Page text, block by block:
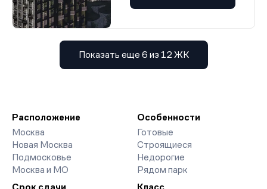
Показать еще 6 из 12 ЖК
Расположение
Москва
Новая Москва
Подмосковье
Москва и МО
Особенности
Готовые
Строящиеся
Недорогие
Рядом парк
Срок сдачи
Класс